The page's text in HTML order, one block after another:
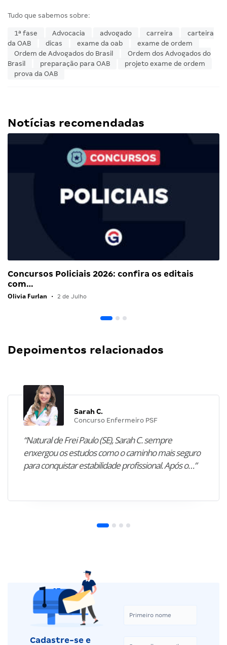
Tudo que sabemos sobre:
1ª fase Advocacia advogado carreira
carteira
da OAB
dicas exame da oab
exame de ordem
Ordem de Advogados do Brasil
Ordem dos Advogados do
Brasil
preparação para OAB
projeto exame de ordem
prova da OAB
Notícias recomendadas
Concursos Policiais 2026: confira os editais
com…
Olivia Furlan • 2 de Julho
Depoimentos relacionados
Sarah C.
Concurso Enfermeiro PSF
“Natural de Frei Paulo (SE), Sarah C. sempre
enxergou os estudos como o caminho mais seguro
para conquistar estabilidade profissional. Após o…”
Cadastre-se e